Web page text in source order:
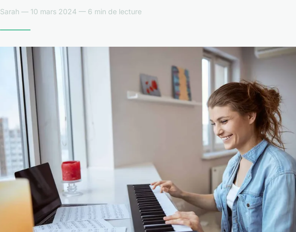
Sarah — 10 mars 2024 — 6 min de lecture